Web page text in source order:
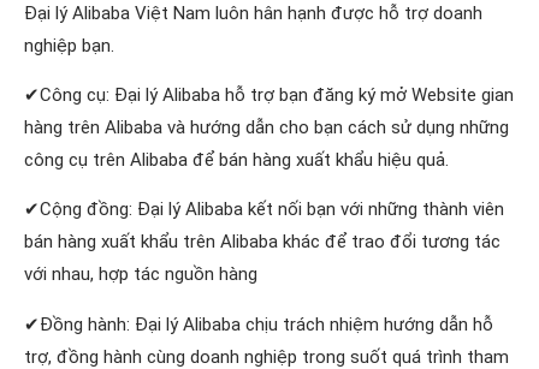
Đại lý Alibaba Việt Nam luôn hân hạnh được hỗ trợ doanh
nghiệp bạn.
✔Công cụ: Đại lý Alibaba hỗ trợ bạn đăng ký mở Website gian
hàng trên Alibaba và hướng dẫn cho bạn cách sử dụng những
công cụ trên Alibaba để bán hàng xuất khẩu hiệu quả.
✔Cộng đồng: Đại lý Alibaba kết nối bạn với những thành viên
bán hàng xuất khẩu trên Alibaba khác để trao đổi tương tác
với nhau, hợp tác nguồn hàng
✔Đồng hành: Đại lý Alibaba chịu trách nhiệm hướng dẫn hỗ
trợ, đồng hành cùng doanh nghiệp trong suốt quá trình tham